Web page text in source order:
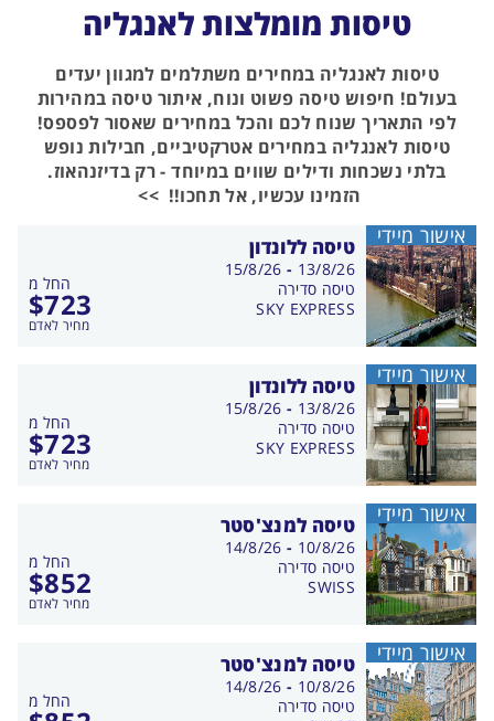
טיסות מומלצות לאנגליה
טיסות לאנגליה במחירים משתלמים למגוון יעדים
בעולם! חיפוש טיסה פשוט ונוח, איתור טיסה במהירות
לפי התאריך שנוח לכם והכל במחירים שאסור לפספס!
טיסות לאנגליה במחירים אטרקטיביים, חבילות נופש
בלתי נשכחות ודילים שווים במיוחד - רק בדיזנהאוז.
הזמינו עכשיו, אל תחכו!! >>
טיסה ללונדון
החל מ
$723
מחיר לאדם
בין
התאריכים,
13/8/26
-
15/8/26
טיסה סדירה
SKY EXPRESS
אישור מיידי
טיסה ללונדון
החל מ
$723
מחיר לאדם
בין
התאריכים,
13/8/26
-
15/8/26
טיסה סדירה
SKY EXPRESS
אישור מיידי
טיסה למנצ'סטר
החל מ
$852
מחיר לאדם
בין
התאריכים,
10/8/26
-
14/8/26
טיסה סדירה
SWISS
אישור מיידי
טיסה למנצ'סטר
החל מ
בין
התאריכים,
10/8/26
-
14/8/26
טיסה סדירה
אישור מיידי